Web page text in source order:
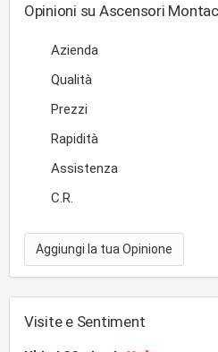
Opinioni su Ascensori
Azienda
Qualità
Prezzi
Rapidità
Assistenza
C.R.
Aggiungi la tua Opinione
Visite e Sentiment